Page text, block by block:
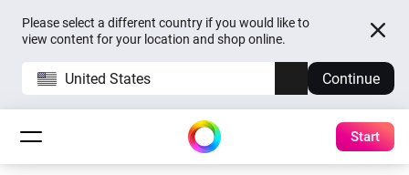
Please select a different country if you would like to
view content for your location and shop online.
United States Continue
Start